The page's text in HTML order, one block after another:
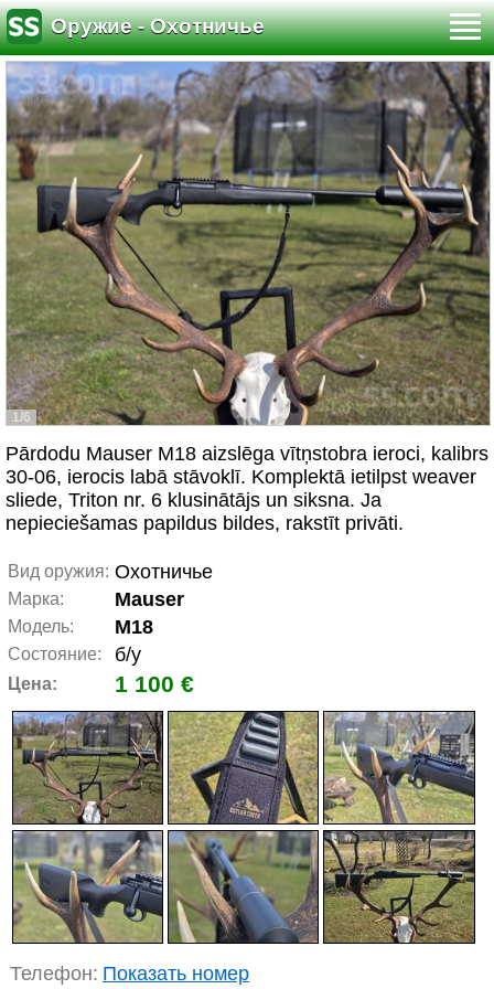
Оружие - Охотничье
1/6
Pārdodu Mauser M18 aizslēga vītņstobra ieroci, kalibrs
30-06, ierocis labā stāvoklī. Komplektā ietilpst weaver
sliede, Triton nr. 6 klusinātājs un siksna. Ja
nepieciešamas papildus bildes, rakstīt privāti.
Вид оружия: Охотничье
Марка: Mauser
Модель: M18
Состояние: б/у
Цена: 1 100 €
Телефон: Показать номер